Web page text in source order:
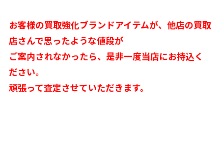
お客様の買取強化ブランドアイテムが、他店の買取
店さんで思ったような値段が
ご案内されなかったら、是非一度当店にお持込く
ださい。
頑張って査定させていただきます。